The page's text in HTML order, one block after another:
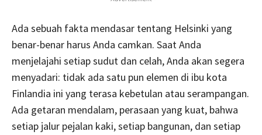
Ada sebuah fakta mendasar tentang Helsinki yang
benar-benar harus Anda camkan. Saat Anda
menjelajahi setiap sudut dan celah, Anda akan segera
menyadari: tidak ada satu pun elemen di ibu kota
Finlandia ini yang terasa kebetulan atau serampangan.
Ada getaran mendalam, perasaan yang kuat, bahwa
setiap jalur pejalan kaki, setiap bangunan, dan setiap